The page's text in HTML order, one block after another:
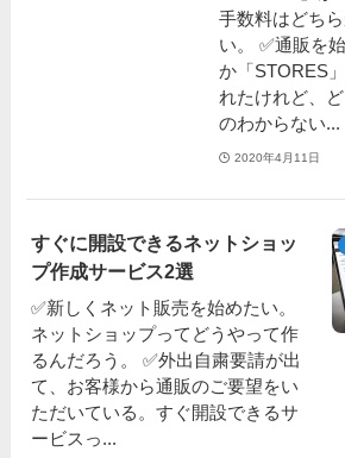
手数料はどち
い。 ✅通販を
か「STORES
れたけれど、
のわからない...
2020年4月11日
すぐに開設できるネットショッ
プ作成サービス2選
✅新しくネット販売を始めたい。
ネットショップってどうやって作
るんだろう。 ✅外出自粛要請が出
て、お客様から通販のご要望をい
ただいている。すぐ開設できるサ
ービスっ...